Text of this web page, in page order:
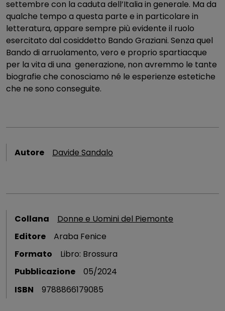
settembre con la caduta dell’Italia in generale. Ma da
qualche tempo a questa parte e in particolare in
letteratura, appare sempre più evidente il ruolo
esercitato dal cosiddetto Bando Graziani. Senza quel
Bando di arruolamento, vero e proprio spartiacque
per la vita di una generazione, non avremmo le tante
biografie che conosciamo né le esperienze estetiche
che ne sono conseguite.
Autore Davide Sandalo
Collana
Donne e Uomini del Piemonte
Editore
Araba Fenice
Formato
Libro: Brossura
Pubblicazione
05/2024
ISBN
9788866179085